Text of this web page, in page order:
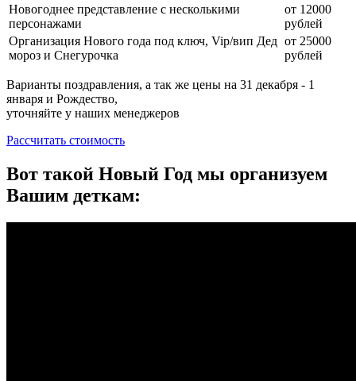
Новогоднее представление с несколькими
персонажами
от 12000
рублей
Организация Нового года под ключ, Vip/вип Дед
мороз и Снегурочка
от 25000
рублей
Варианты поздравления, а так же цены на 31 декабря - 1
января и Рождество,
уточняйте у наших менеджеров
Рассчитать стоимость
Вот такой Новый Год мы организуем
Вашим деткам: